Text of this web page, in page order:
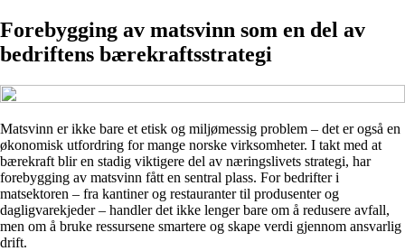
Forebygging av matsvinn som en del av
bedriftens bærekraftsstrategi
Matsvinn er ikke bare et etisk og miljømessig problem – det er også en
økonomisk utfordring for mange norske virksomheter. I takt med at
bærekraft blir en stadig viktigere del av næringslivets strategi, har
forebygging av matsvinn fått en sentral plass. For bedrifter i
matsektoren – fra kantiner og restauranter til produsenter og
dagligvarekjeder – handler det ikke lenger bare om å redusere avfall,
men om å bruke ressursene smartere og skape verdi gjennom ansvarlig
drift.